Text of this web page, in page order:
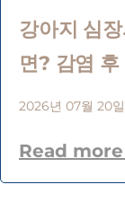
강아지 심
면? 감염
2026년 07월 20일
Read more